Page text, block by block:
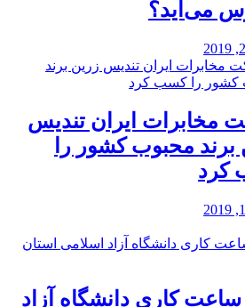
می‌آید؟
مخابرات ایران تندیس
برند محبوب کشور را
کرد
کاری دانشگاه آزاد